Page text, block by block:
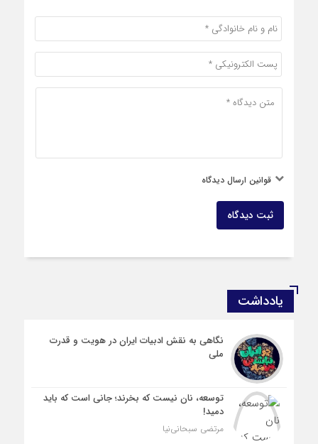
قوانین ارسال دیدگاه
ثبت دیدگاه
یادداشت
نگاهی به نقش ادبیات ایران در هویت و قدرت
ملی
توسعه، نان نیست که بخرند؛ جانی است که باید
دمید!
مرتضی سبحانی‌نیا